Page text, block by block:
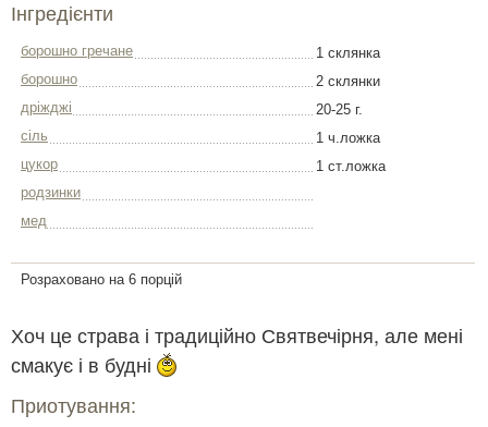
Інгредієнти
борошно гречане
1 склянка
борошно
2 склянки
дріжджі
20-25 г.
сіль
1 ч.ложка
цукор
1 ст.ложка
родзинки
мед
Розраховано на 6 порцій
Хоч це страва і традиційно Святвечірня, але мені
смакує і в будні
Приотування: